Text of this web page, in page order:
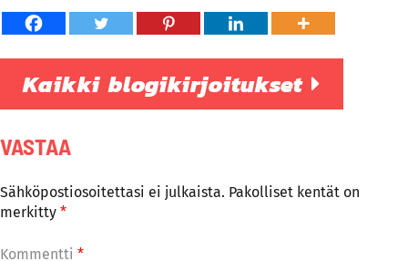
Kaikki blogikirjoitukset
VASTAA
Sähköpostiosoitettasi ei julkaista. Pakolliset kentät on
merkitty *
Kommentti *